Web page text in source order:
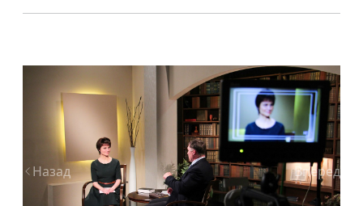
Назад Вперед